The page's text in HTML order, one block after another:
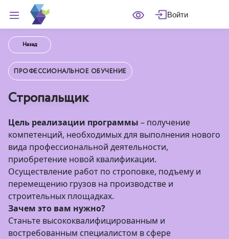
Войти
Назад
ПРОФЕССИОНАЛЬНОЕ ОБУЧЕНИЕ
Стропальщик
Цель реализации программы – получение
компетенций, необходимых для выполнения нового
вида профессиональной деятельности,
приобретение новой квалификации.
Осуществление работ по строповке, подъему и
перемещению грузов на производстве и
строительных площадках.
Зачем это вам нужно?
Станьте высококвалифицированным и
востребованным специалистом в сфере